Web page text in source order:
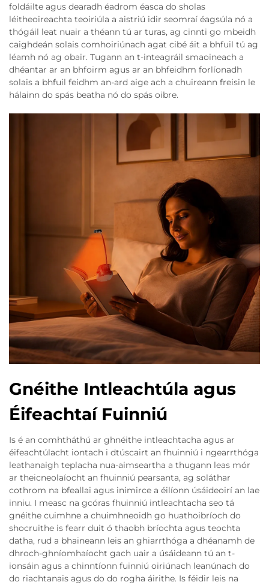
foldáilte agus dearadh éadrom éasca do sholas
léitheoireachta teoiriúla a aistriú idir seomraí éagsúla nó a
thógáil leat nuair a théann tú ar turas, ag cinnti go mbeidh
caighdeán solais comhoiriúnach agat cibé áit a bhfuil tú ag
léamh nó ag obair. Tugann an t-inteagráil smaoineach a
dhéantar ar an bhfoirm agus ar an bhfeidhm forlíonadh
solais a bhfuil feidhm an-ard aige ach a chuireann freisin le
hálainn do spás beatha nó do spás oibre.
Gnéithe Intleachtúla agus
Éifeachtaí Fuinniú
Is é an comhtháthú ar ghnéithe intleachtacha agus ar
éifeachtúlacht iontach i dtúscairt an fhuinniú i ngearrthóga
leathanaigh teplacha nua-aimseartha a thugann leas mór
ar theicneolaíocht an fhuinniú pearsanta, ag soláthar
cothrom na bfeallai agus inimirce a éilíonn úsáideoirí an lae
inniu. I measc na gcóras fhuinniú intleachtacha seo tá
gnéithe cuimhne a chuimhneoidh go huathoibríoch do
shocruithe is fearr duit ó thaobh bríochta agus teochta
datha, rud a bhaineann leis an ghiarrthóga a dhéanamh de
dhroch-ghníomhaíocht gach uair a úsáideann tú an t-
ionsáin agus a chinntíonn fuinniú oiriúnach leanúnach do
do riachtanais agus do do rogha áirithe. Is féidir leis na